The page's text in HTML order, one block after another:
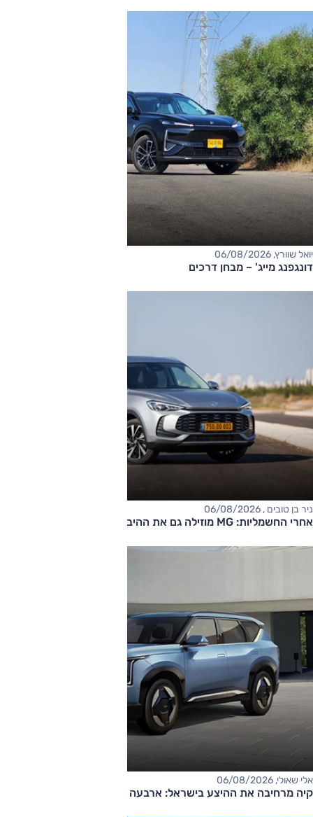
יואל שוורץ, 06/08/2026
דונגפנג מייג' – מבחן דרכים
ניר בן טובים , 06/08/2026
אחרי החשמליות: MG מוזילה גם את ההיברידיות
אלי שאולי, 06/08/2026
קיה מרחיבה את ההיצע בישראל: ארבעה דגמים חדשים בדרך